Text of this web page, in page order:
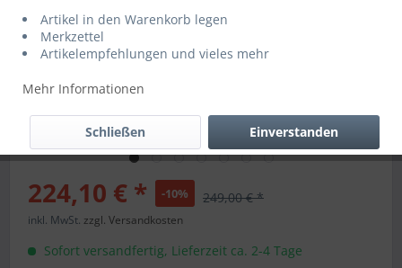
224,10 € * -10% 249,00 € *
inkl. MwSt. zzgl. Versandkosten
Sofort versandfertig, Lieferzeit ca. 2-4 Tage
Artikel in den Warenkorb legen
Merkzettel
Artikelempfehlungen und vieles mehr
Mehr Informationen
Einverstanden
Schließen